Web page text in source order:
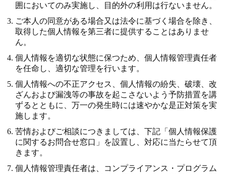
囲においてのみ実施し、目的外の利用は行ないません。
ご本人の同意がある場合又は法令に基づく場合を除き、
取得した個人情報を第三者に提供することはありませ
ん。
個人情報を適切な状態に保つため、個人情報管理責任者
を任命し、適切な管理を行います。
個人情報への不正アクセス、個人情報の紛失、破壊、改
ざんおよび漏洩等の事故を起こさないよう予防措置を講
ずるとともに、万一の発生時には速やかな是正対策を実
施します。
苦情およびご相談につきましては、下記「個人情報保護
に関するお問合せ窓口」を設置し、対応に当たらせて頂
きます。
個人情報管理責任者は、コンプライアンス・プログラム